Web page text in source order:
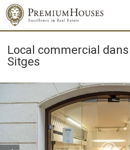
Local commercial
Sitges